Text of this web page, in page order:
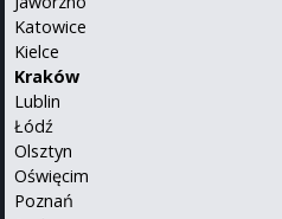
Katowice
Kielce
Kraków
Lublin
Łódź
Olsztyn
Oświęcim
Poznań